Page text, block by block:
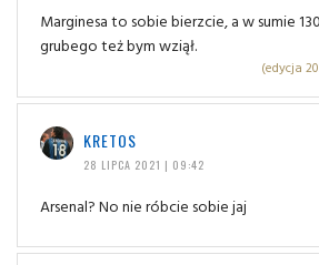
Marginesa to sobie bierzcie, a w sumie
grubego też bym wziął.
(edycja
KRETOS
28 LIPCA 2021 | 09:42
Arsenal? No nie róbcie sobie jaj